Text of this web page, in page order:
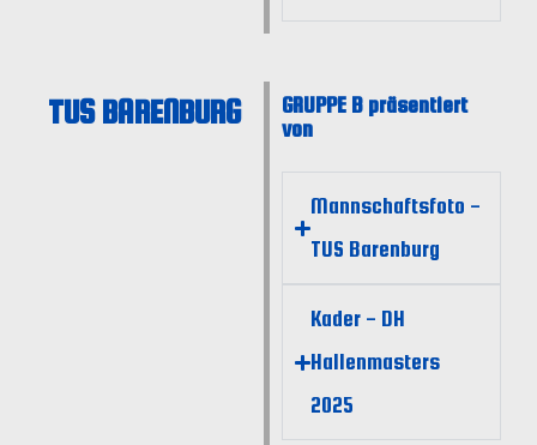
TUS BARENBURG
GRUPPE B präsentiert
von
Mannschaftsfoto -
TUS Barenburg
Kader - DH
Hallenmasters
2025